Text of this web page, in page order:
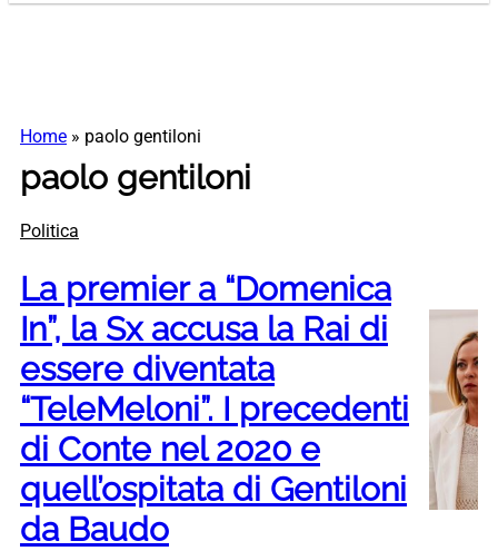
Home » paolo gentiloni
paolo gentiloni
Politica
La premier a “Domenica
In”, la Sx accusa la Rai di
essere diventata
“TeleMeloni”. I precedenti
di Conte nel 2020 e
quell’ospitata di Gentiloni
da Baudo